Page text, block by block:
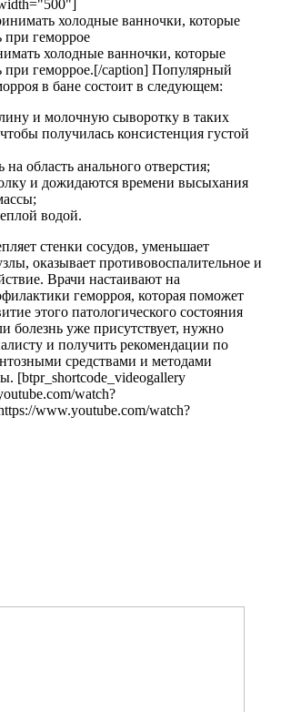
холодные ванночки, которые
при геморрое.[/caption] Популярный
в бане состоит в следующем:
и молочную сыворотку в таких
получилась консистенция густой
на область анального отверстия;
и дожидаются времени высыхания
водой.
стенки сосудов, уменьшает
оказывает противовоспалительное и
Врачи настаивают на
геморроя, которая поможет
этого патологического состояния
болезнь уже присутствует, нужно
и получить рекомендации по
средствами и методами
[btpr_shortcode_videogallery
watch?
www.youtube.com/watch?